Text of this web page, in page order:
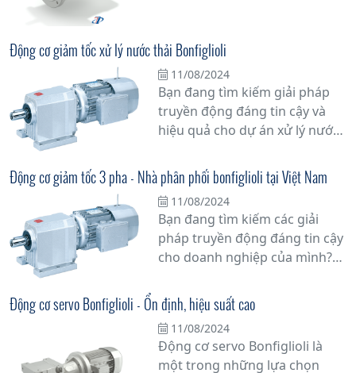
nghệ tiên tiến và chất lượng
vượt trội, sản phẩm này mang
lại giải pháp bền vững cho các
doanh nghiệp trong việc nâng
cao hiệu suất sản xuất và giảm
thiểu thời gian dừng máy.
Động cơ giảm tốc xử lý nước thải Bonfiglioli
11/08/2024
Bạn đang tìm kiếm giải pháp
truyền động đáng tin cậy và
hiệu quả cho dự án xử lý nước
tốc xử lý nước thải Bonfiglioli là
lựa chọn hàng đầu mà bạn
không thể bỏ qua.
Động cơ giảm tốc 3 pha - Nhà phân phối bonfiglioli tại Việt Nam
11/08/2024
Bạn đang tìm kiếm các giải
pháp truyền động đáng tin cậy
cho doanh nghiệp của mình?
động cơ giảm tốc 3 pha từ nhà
phân phối Bonfiglioli tại Việt
Nam. Với hơn 60 năm kinh
nghiệm trong ngành công
Động cơ servo Bonfiglioli - Ổn định, hiệu suất cao
11/08/2024
Động cơ servo Bonfiglioli là
một trong những lựa chọn